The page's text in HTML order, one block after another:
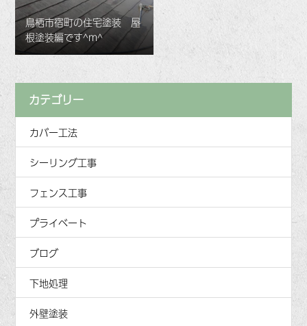
鳥栖市宿町の住宅塗装 屋
根塗装編です^m^
カテゴリー
カバー工法
シーリング工事
フェンス工事
プライベート
ブログ
下地処理
外壁塗装